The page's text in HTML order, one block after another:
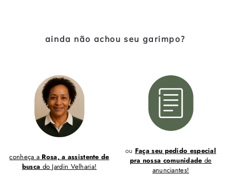
ainda não achou seu garimpo?
conheça a Rosa, a assistente de
busca do Jardin Velharia!
ou Faça seu pedido especial
pra nossa comunidade de
anunciantes!